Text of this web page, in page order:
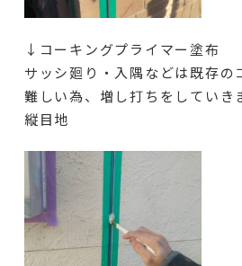
↓コーキングプライマー塗布
サッシ廻り・入隅などは既存の
難しい為、増し打ちをしてい
縦目地